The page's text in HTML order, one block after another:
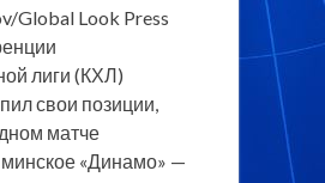
Global Look Press
лиги (КХЛ)
свои позиции,
матче
«Динамо» —